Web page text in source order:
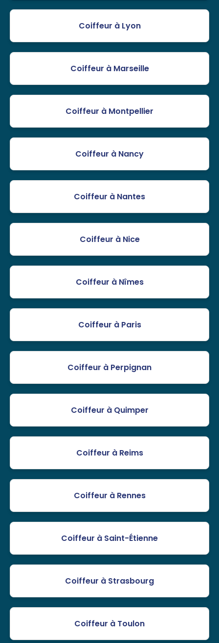
Coiffeur à Lyon
Coiffeur à Marseille
Coiffeur à Montpellier
Coiffeur à Nancy
Coiffeur à Nantes
Coiffeur à Nice
Coiffeur à Nîmes
Coiffeur à Paris
Coiffeur à Perpignan
Coiffeur à Quimper
Coiffeur à Reims
Coiffeur à Rennes
Coiffeur à Saint-Étienne
Coiffeur à Strasbourg
Coiffeur à Toulon